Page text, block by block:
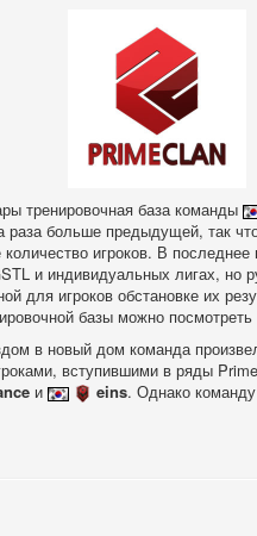
тренировочная база команды
раза больше предыдущей, так
игроков. В
и индивидуальных лигах, но
для игроков обстановке их
базы можно посмотреть
в новый дом команда
вступившими в ряды
и eins. Однако